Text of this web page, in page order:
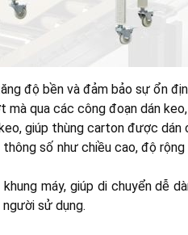
độ bền và đảm bảo sự ổn
qua các công đoạn dán
giúp thùng carton được dán
số như chiều cao, độ
máy, giúp di chuyển dễ
sử dụng.